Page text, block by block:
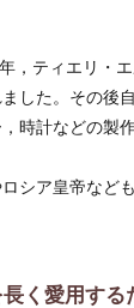
，ティエリ・
した。その後
時計などの製
シア皇帝など
く愛用する